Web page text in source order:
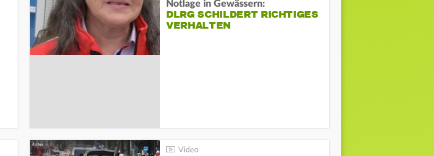
Notlage in Gewässern:
DLRG SCHILDERT RICHTIGES
VERHALTEN